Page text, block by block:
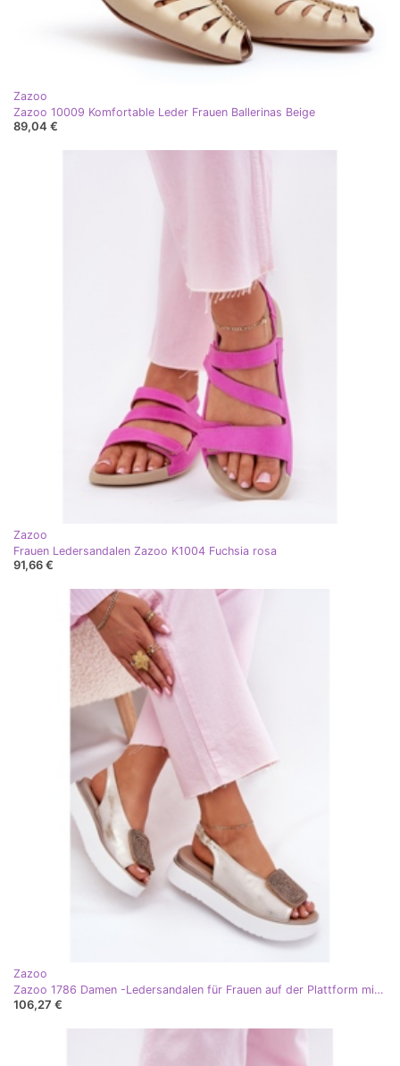
Zazoo
Zazoo 10009 Komfortable Leder Frauen Ballerinas Beige
89,04 €
Zazoo
Frauen Ledersandalen Zazoo K1004 Fuchsia rosa
91,66 €
Zazoo
Zazoo 1786 Damen -Ledersandalen für Frauen auf der Plattform mit einem goldenen Ornament ausgelöscht
106,27 €